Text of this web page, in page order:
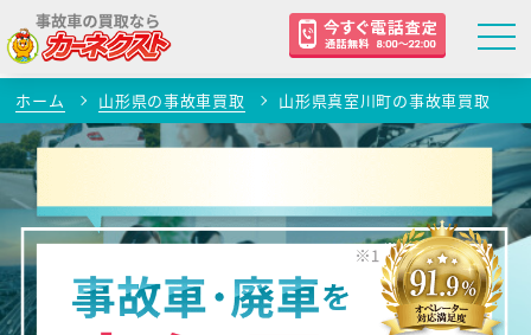
ホーム 山形県の事故車買取 山形県真室川町の事故車買取